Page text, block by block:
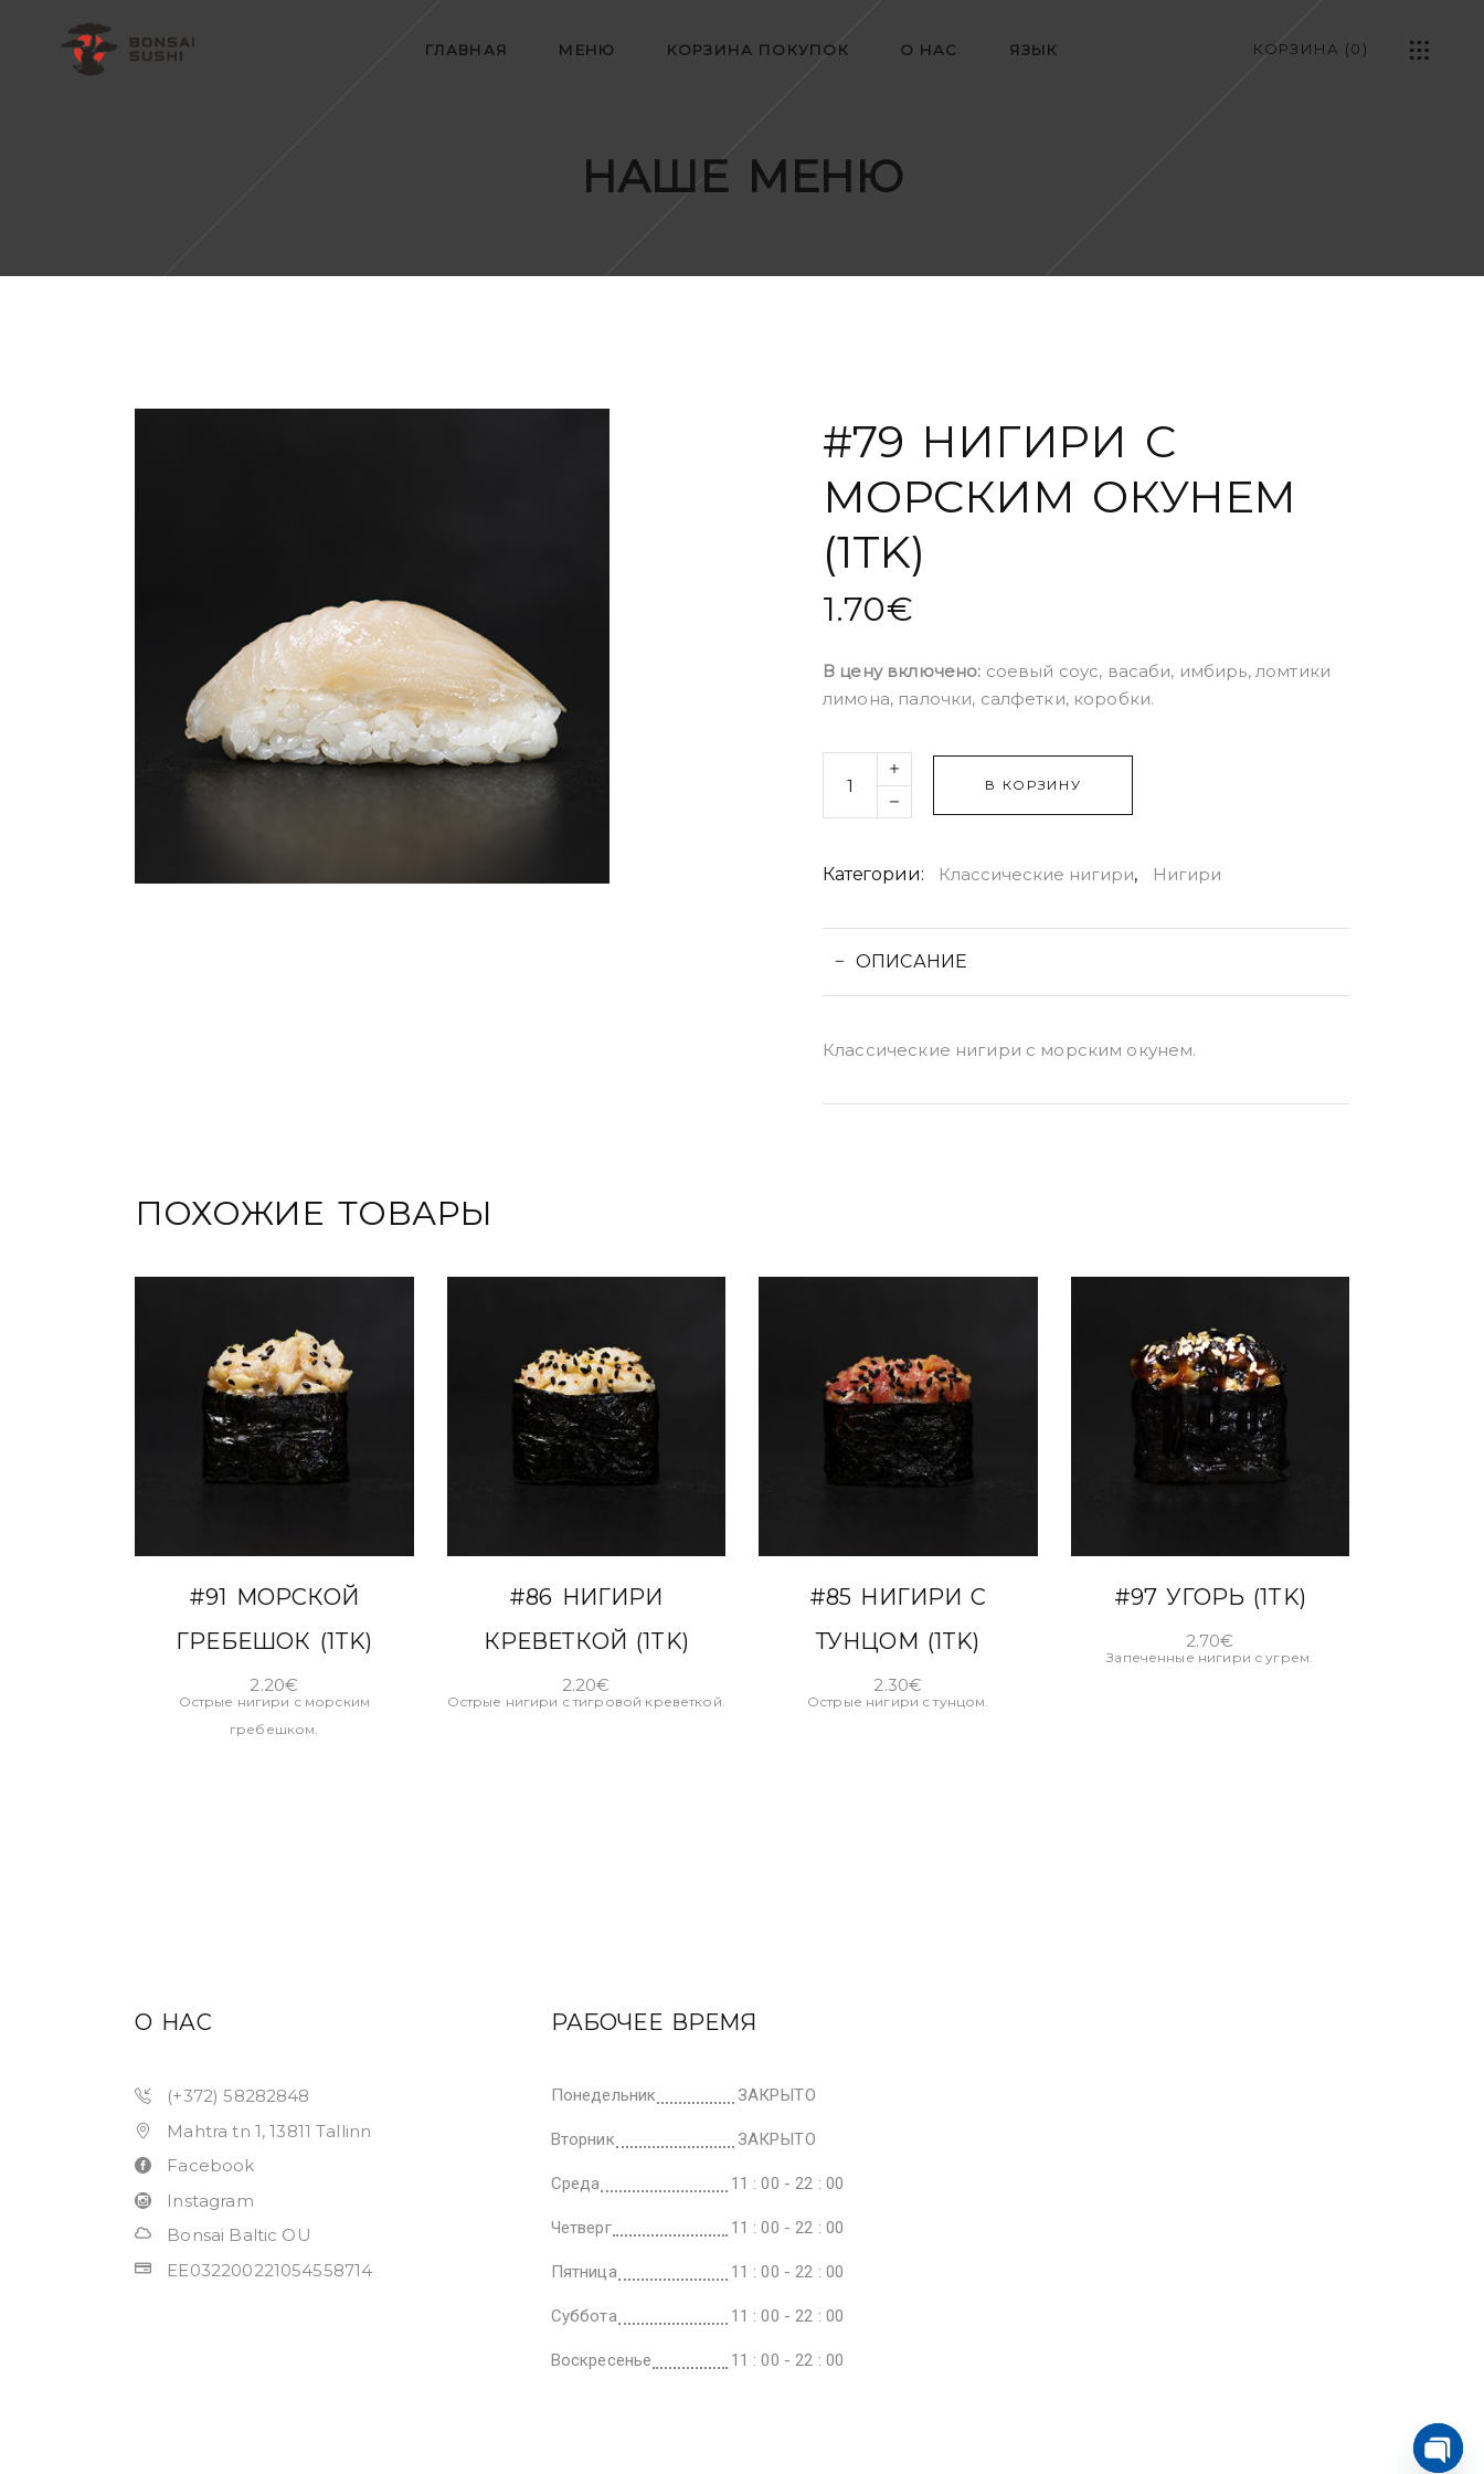
ГЛАВНАЯ МЕНЮ КОРЗИНА ПОКУПОК О НАС ЯЗЫК КОРЗИНА (0)
НАШЕ МЕНЮ
#79 НИГИРИ С
МОРСКИМ ОКУНЕМ
(1TK)
1.70€
В цену включено: соевый соус, васаби, имбирь, ломтики
лимона, палочки, салфетки, коробки.
Quantity
В КОРЗИНУ
Категории: Классические нигири, Нигири
ОПИСАНИЕ
Классические нигири с морским окунем.
ПОХОЖИЕ ТОВАРЫ
#91 МОРСКОЙ
ГРЕБЕШОК (1TK)
2.20€
Острые нигири с морским
гребешком.
#86 НИГИРИ
КРЕВЕТКОЙ (1TK)
2.20€
Острые нигири с тигровой креветкой.
#85 НИГИРИ С
ТУНЦОМ (1TK)
2.30€
Острые нигири с тунцом.
#97 УГОРЬ (1TK)
2.70€
Запеченные нигири с угрем.
О НАС
(+372) 58282848
Mahtra tn 1, 13811 Tallinn
Facebook
Instagram
Bonsai Baltic OU
EE032200221054558714
РАБОЧЕЕ ВРЕМЯ
Понедельник ЗАКРЫТО
Вторник ЗАКРЫТО
Среда 11 : 00 - 22 : 00
Четверг 11 : 00 - 22 : 00
Пятница 11 : 00 - 22 : 00
Суббота 11 : 00 - 22 : 00
Воскресенье 11 : 00 - 22 : 00